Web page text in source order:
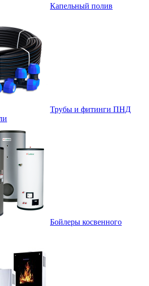
Капельный полив
Трубы и фитинги ПНД
Бойлеры косвенного